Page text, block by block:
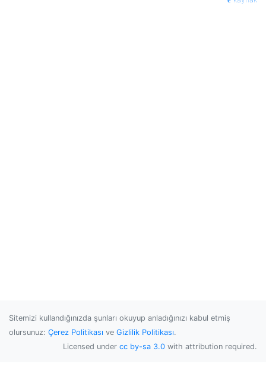
Sitemizi kullandığınızda şunları okuyup anladığınızı kabul etmiş
olursunuz: Çerez Politikası ve Gizlilik Politikası.
Licensed under cc by-sa 3.0 with attribution required.